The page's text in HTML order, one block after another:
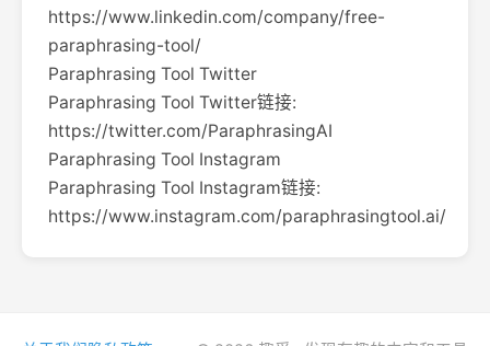
https://www.linkedin.com/company/free-
paraphrasing-tool/
Paraphrasing Tool Twitter
Paraphrasing Tool Twitter链接:
https://twitter.com/ParaphrasingAI
Paraphrasing Tool Instagram
Paraphrasing Tool Instagram链接:
https://www.instagram.com/paraphrasingtool.ai/